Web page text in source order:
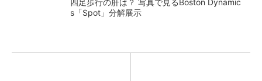
四足歩行の肝は？ 写真で見るBoston Dynamic
s「Spot」分解展示